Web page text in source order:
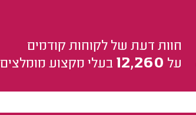
חוות דעת של לקוחות קודמים
על 12,260 בעלי מקצוע מומלצים